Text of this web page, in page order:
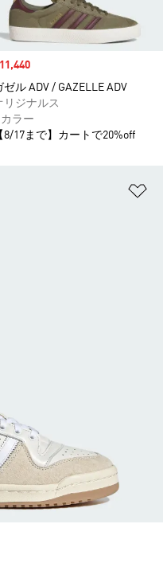
ール価格
ゼル ADV / GAZELLE ADV
リジナルス
カラー
8/17まで】カートで20%off